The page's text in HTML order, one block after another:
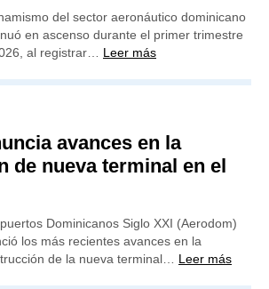
del sector aeronáutico dominicano
en ascenso durante el primer trimestre
al registrar… Leer más
avances en la
de nueva terminal en el
Dominicanos Siglo XXI (Aerodom)
los más recientes avances en la
de la nueva terminal… Leer más